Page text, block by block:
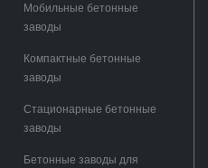
Мобильные бетонные
заводы
Компактные бетонные
заводы
Стационарные бетонные
заводы
Бетонные заводы для